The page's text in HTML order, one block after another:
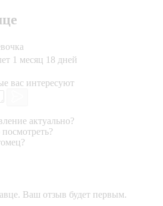
1 месяц 18 дней
вас интересуют
актуально?
Ваш отзыв будет первым.